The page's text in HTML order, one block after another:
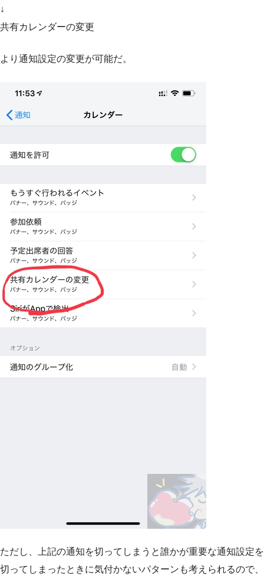
↓
共有カレンダーの変更
より通知設定の変更が可能だ。
ただし、上記の通知を切ってしまうと誰かが重要な通知設定を
切ってしまったときに気付かないパターンも考えられるので、